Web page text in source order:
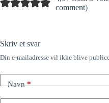
comment)
Skriv et svar
Din e-mailadresse vil ikke blive
Navn*